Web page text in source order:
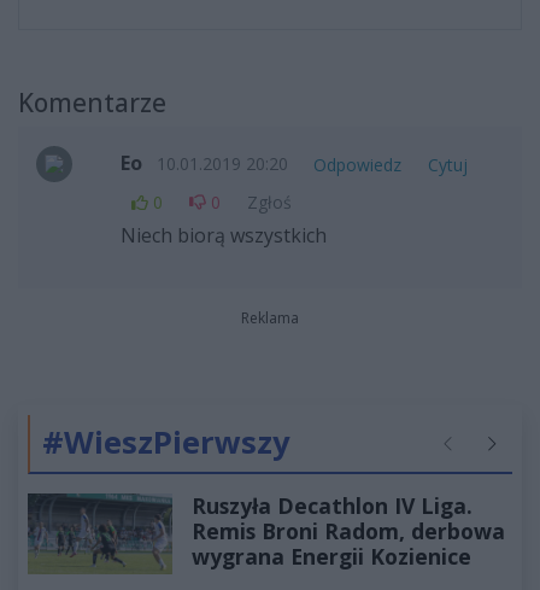
Komentarze
Eo 10.01.2019 20:20 Odpowiedz
Cytuj
0
0 Zgłoś
Niech biorą wszystkich
Reklama
#WieszPierwszy Poprzednie
Ruszyła Decathlon IV Liga.
Remis Broni Radom, derbowa
wygrana Energii Kozienice